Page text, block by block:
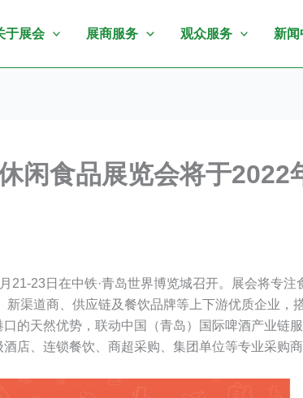
于展会 展商服务 观众服务 新闻
闲食品展览会将于2022
21-23日在中铁·青岛世界博览城召开。展会将专
新渠道商、供应链及餐饮品牌等上下游优质企业
的天然优势，联动中国（青岛）国际啤酒产业链服
店、连锁餐饮、商超采购、集团单位等专业采购